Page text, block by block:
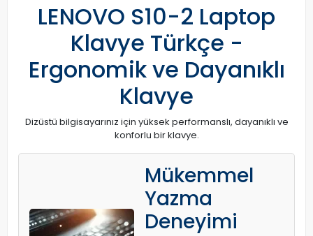
LENOVO S10-2 Laptop
Klavye Türkçe -
Ergonomik ve Dayanıklı
Klavye
Dizüstü bilgisayarınız için yüksek performanslı, dayanıklı ve
konforlu bir klavye.
Mükemmel
Yazma
Deneyimi